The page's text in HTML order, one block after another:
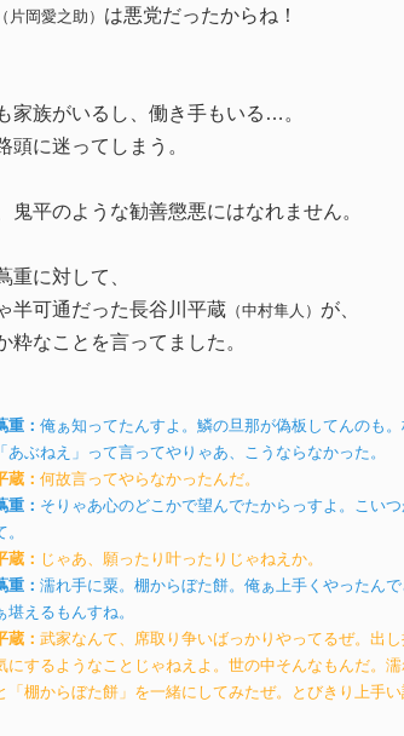
（片岡愛之助） は悪党だったからね！
家族がいるし、働き手もいる…。
頭に迷ってしまう。
鬼平のような勧善懲悪にはなれません。
重に対して、
半可通だった長谷川平蔵 （中村隼人） が、
粋なことを言ってました。
重：俺ぁ知ってたんすよ。鱗の旦那が偽板してんのも
「あぶねえ」って言ってやりゃあ、こうならなかった。
蔵：何故言ってやらなかったんだ。
重： そりゃあ心のどこかで望んでたからっすよ。こい
。
蔵： じゃあ、願ったり叶ったりじゃねえか。
重：濡れ手に粟。棚からぼた餅。俺ぁ上手くやったん
堪えるもんすね。
蔵：武家なんて、席取り争いばっかりやってるぜ。出し
にするようなことじゃねえよ。世の中そんなもんだ。濡
「棚からぼた餅」を一緒にしてみたぜ。とびきり上手い